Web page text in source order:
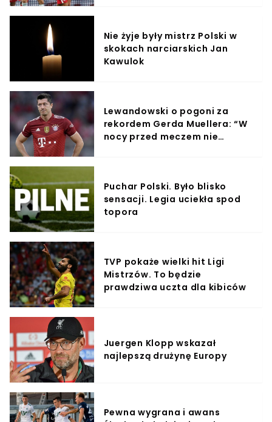
Nie żyje były mistrz Polski w
skokach narciarskich Jan
Kawulok
Lewandowski o pogoni za
rekordem Gerda Muellera: “W
nocy przed meczem nie
Puchar Polski. Było blisko
sensacji. Legia uciekła spod
topora
TVP pokaże wielki hit Ligi
Mistrzów. To będzie
prawdziwa uczta dla kibiców
Juergen Klopp wskazał
najlepszą drużynę Europy
Pewna wygrana i awans